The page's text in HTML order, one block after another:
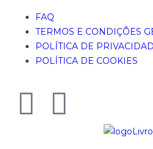
FAQ
TERMOS E CONDIÇÕES
POLÍTICA DE
POLÍTICA DE COOKIES